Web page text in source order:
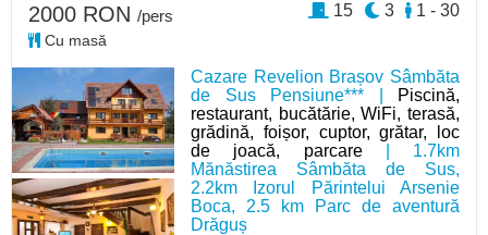
Cazare Revelion Brașov Sâmbăta
de Sus Pensiune*** |
Piscină,
restaurant, bucătărie, WiFi, terasă,
grădină, foișor, cuptor, grătar, loc
de joacă, parcare| 1.7km
Mănăstirea Sâmbăta de Sus,
2.2km Izorul Părintelui Arsenie
Boca, 2.5 km Parc de aventură
Drăguș
2000 RON /pers
Cu masă
1 - 30
3
15